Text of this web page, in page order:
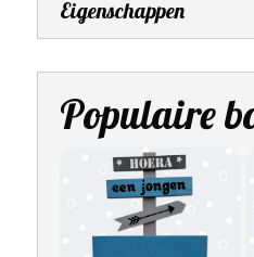
Eigenschappen
Populaire